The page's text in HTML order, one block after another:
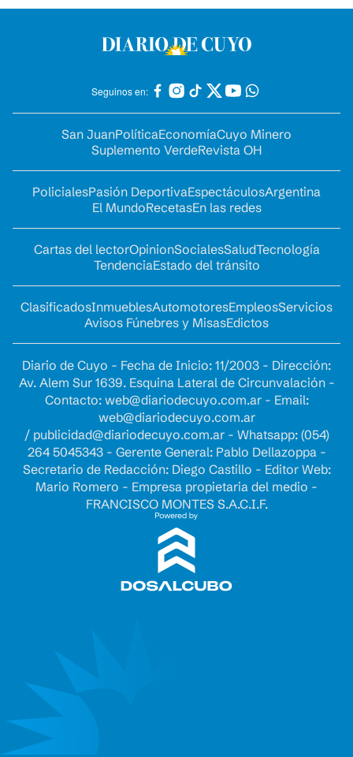
Seguinos en:
San JuanPolíticaEconomíaCuyo Minero
Suplemento VerdeRevista OH
PolicialesPasión DeportivaEspectáculosArgentina
El MundoRecetasEn las redes
Cartas del lectorOpinionSocialesSaludTecnología
TendenciaEstado del tránsito
ClasificadosInmueblesAutomotoresEmpleosServicios
Avisos Fúnebres y MisasEdictos
Diario de Cuyo - Fecha de Inicio: 11/2003 - Dirección:
Av. Alem Sur 1639. Esquina Lateral de Circunvalación -
Contacto: web@diariodecuyo.com.ar- Email:
web@diariodecuyo.com.ar
/ publicidad@diariodecuyo.com.ar- Whatsapp: (054)
264 5045343 - Gerente General: Pablo Dellazoppa -
Secretario de Redacción: Diego Castillo - Editor Web:
Mario Romero - Empresa propietaria del medio -
FRANCISCO MONTES S.A.C.I.F.